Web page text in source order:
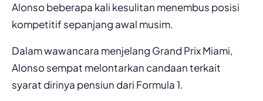
Alonso beberapa kali kesulitan menembus posisi
kompetitif sepanjang awal musim.
Dalam wawancara menjelang Grand Prix Miami,
Alonso sempat melontarkan candaan terkait
syarat dirinya pensiun dari Formula 1.